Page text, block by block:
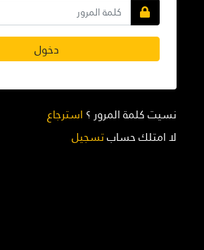
دخول
نسيت كلمة المرور ؟ استرجاع
لا امتلك حسابتسجيل